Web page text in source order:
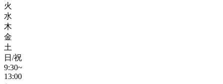
火
水
木
金
土
日/祝
9:30~
13:00